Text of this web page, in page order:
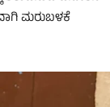
ಮರುಬಳಕೆ